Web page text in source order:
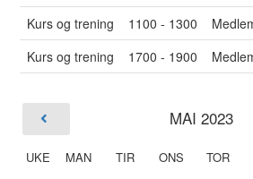
Kurs og trening
1100 - 1300
Kurs og trening
1700 - 1900
MAI 2023
UKE MAN TIR ONS TOR